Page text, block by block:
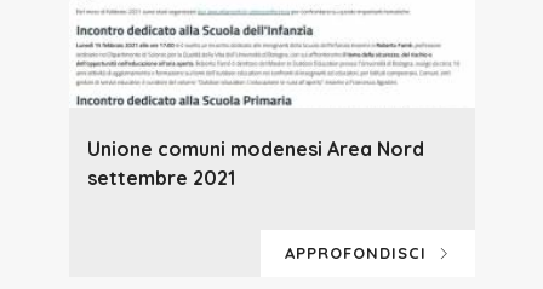
Unione comuni modenesi Area Nord
settembre 2021
APPROFONDISCI